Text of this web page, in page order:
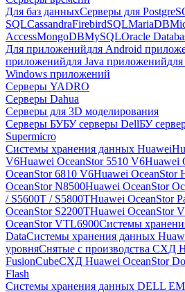
Для баз данныхСерверы для
SQLCassandraFirebirdSQLMariaDB
AccessMongoDBMySQLOracle
Для приложенийдля Android
приложенийдля Java приложений
Windows приложений
Серверы YADRO
Серверы Dahua
Серверы для 3D моделирования
Серверы БУБУ серверы DellБУ
Supermicro
Системы хранения данных Huawei
V6Huawei OceanStor 5510 V6Huawei
OceanStor 6810 V6Huawei OceanStor
OceanStor N8500Huawei OceanStor
/ S5600T / S5800THuawei OceanStor
OceanStor S2200THuawei OceanStor
OceanStor VTL6900Системы
DataСистемы хранения данных
уровняСнятые с производства СХД
FusionCubeСХД Huawei OceanStor
Flash
Системы хранения данных DELL